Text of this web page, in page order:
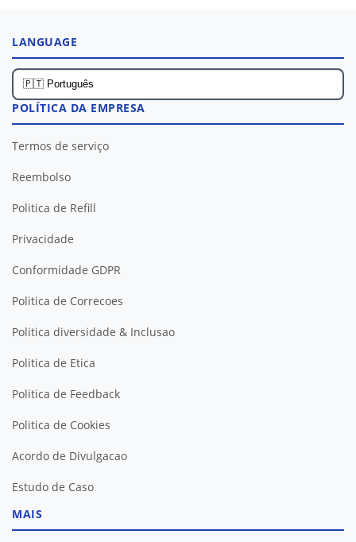
LANGUAGE
POLÍTICA DA EMPRESA
Termos de serviço
Reembolso
Politica de Refill
Privacidade
Conformidade GDPR
Politica de Correcoes
Politica diversidade & Inclusao
Politica de Etica
Politica de Feedback
Politica de Cookies
Acordo de Divulgacao
Estudo de Caso
MAIS